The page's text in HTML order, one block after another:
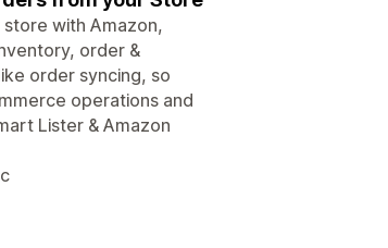
with Amazon,
order &
order syncing, so
operations and
Lister & Amazon